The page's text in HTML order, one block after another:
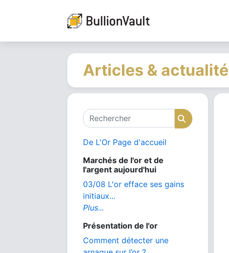
Articles & actualité
Rechercher Rechercher
De L'Or Page d'accueil
Marchés de l'or et de
l'argent aujourd'hui
03/08 L'or efface ses gains
initiaux...
Plus...
Présentation de l'or
Comment détecter une